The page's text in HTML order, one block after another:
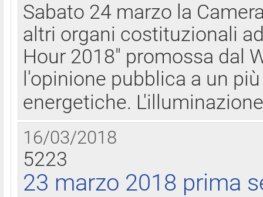
Sabato 24 marzo la
altri organi costituzionali
Hour 2018" promossa dal
l'opinione pubblica a un
energetiche.
16/03/2018
5223
23 marzo 2018 prima